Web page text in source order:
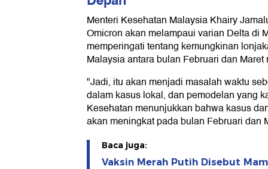
Menteri Kesehatan Malaysia Khairy
Omicron akan melampaui varian Delta di
memperingati tentang kemungkinan
Malaysia antara bulan Februari dan Maret
"Jadi, itu akan menjadi masalah waktu
dalam kasus lokal, dan pemodelan yang
Kesehatan menunjukkan bahwa kasus
akan meningkat pada bulan Februari dan
Baca juga:
Vaksin Merah Putih Disebut